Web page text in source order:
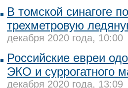
В томской синагоге
трехметровую
декабря 2020 года, 10:00
Российские евреи
ЭКО и суррогатного
декабря 2020 года, 13:09